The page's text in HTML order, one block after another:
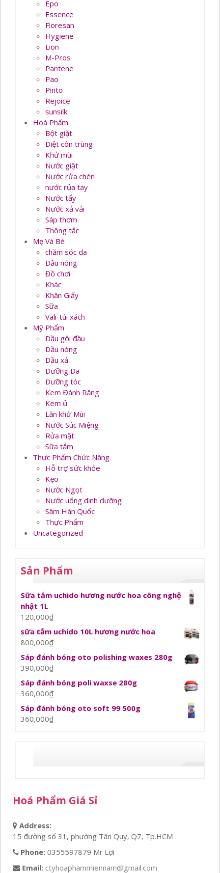
Epo
Essence
Floresan
Hygiene
Lion
M-Pros
Pantene
Pao
Pinto
Rejoice
sunsilk
Hoá Phẩm
Bột giặt
Diệt côn trùng
Khử mùi
Nước giặt
Nước rửa chén
nước rủa tay
Nước tẩy
Nước xả vải
Sáp thơm
Thông tắc
Mẹ Và Bé
chăm sóc da
Dầu nóng
Đồ chơi
Khác
Khăn Giấy
Sữa
Vali-túi xách
Mỹ Phẩm
Dầu gội đầu
Dầu nóng
Dầu xả
Dưỡng Da
Dưỡng tóc
Kem Đánh Răng
Kem ủ
Lăn khử Mùi
Nước Súc Miệng
Rửa mặt
Sữa tắm
Thực Phẩm Chức Năng
Hỗ trợ sức khỏe
Kẹo
Nước Ngọt
Nước uống dinh dưỡng
Sâm Hàn Quốc
Thực Phẩm
Uncategorized
Sản Phẩm
Sữa tắm uchido hương nước hoa công nghệ
nhật 1L
120,000₫
sữa tắm uchido 10L hương nước hoa
800,000₫
Sáp đánh bóng oto polishing waxes 280g
390,000₫
Sáp đánh bóng poli waxse 280g
360,000₫
Sáp đánh bóng oto soft 99 500g
360,000₫
Hoá Phẩm Giá Sỉ
Address:
15 đường số 31, phường Tân Quy, Q7, Tp.HCM
Phone: 0355597879 Mr Lợi
Email: ctyhoaphammiennam@gmail.com